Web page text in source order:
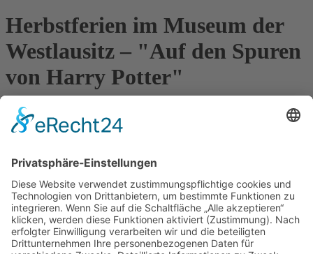
Herbstferien im Museum der
Westlausitz – "Auf den Spuren
von Harry Potter"
Begebt euch auf den Spuren des magischen Zauberers durch die
Sonderausstellung und entdeckt den Zauber von Alraunen,
magischen Spiegeln und Zauberbüchern. Eingeteilt in die vier
Parallelen gibt es zwischen der Lebenswelt der Menschen des
von Harry Potter? Findet es heraus! Eine Anmeldung ist nötig auf
unserem Terminbuchungsportal:
https://www.etermin.net/museum_der_westlausitz . Das
Ferienprogramm ist geeignet für Kinder zwischen 7 und 12 Jahren.
Die Kinder werden von unseren Museumspädagogen betreut, damit
haben alle Eltern von 14 bis 15.30 Uhr frei.